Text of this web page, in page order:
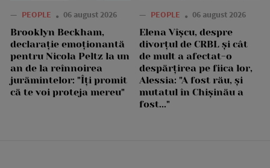
— PEOPLE 06 august 2026
Brooklyn Beckham,
declarație emoționantă
pentru Nicola Peltz la un
an de la reînnoirea
jurămintelor: "Îți promit
că te voi proteja mereu"
— PEOPLE 06 august 2026
Elena Vîșcu, despre
divorțul de CRBL și cât
de mult a afectat-o
despărțirea pe fiica lor,
Alessia: "A fost rău, și
mutatul în Chișinău a
fost..."